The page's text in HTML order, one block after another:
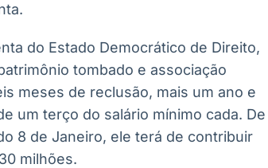
do Estado Democrático de Direito,
tombado e associação
meses de reclusão, mais um ano e
um terço do salário mínimo cada. De
8 de Janeiro, ele terá de contribuir
milhões.